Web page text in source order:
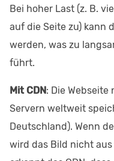
Bei hoher Last (z. B.
auf die Seite zu) kann
werden, was zu
führt.
Mit CDN: Die
Servern weltweit
Deutschland). Wenn
wird das Bild nicht